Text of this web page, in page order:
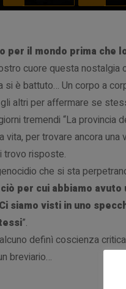
per il mondo prima che
cuore questa
si è battuto… Un corpo a
altri per affermare se
tremendi “La provincia
vita, per trovare ancora
trovo risposte.
che si sta
per cui abbiamo
siamo visti in uno
”.
definì coscienza
breviario…